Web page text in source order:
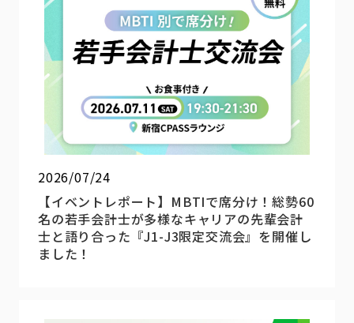
2026/07/24
【イベントレポート】MBTIで席分け！総勢60
名の若手会計士が多様なキャリアの先輩会計
士と語り合った『J1-J3限定交流会』を開催し
ました！